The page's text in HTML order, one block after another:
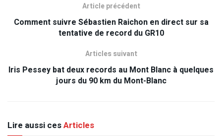
Article précédent
Comment suivre Sébastien Raichon en direct sur sa
tentative de record du GR10
Articles suivant
Iris Pessey bat deux records au Mont Blanc à quelques
jours du 90 km du Mont-Blanc
Lire aussi cesArticles